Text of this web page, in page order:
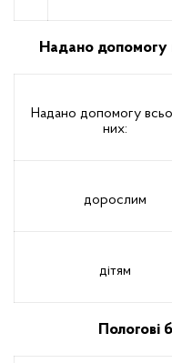
Надано допомогу
Надано допомогу
них:
дорослим
дітям
Пологові